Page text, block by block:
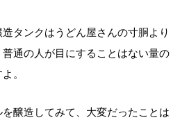
タンクはうどん屋さんの寸胴より
通の人が目にすることはない量の
。
醸造してみて、大変だったことは